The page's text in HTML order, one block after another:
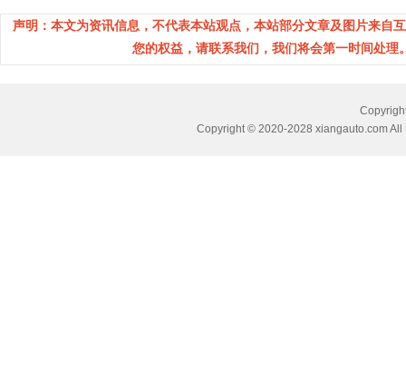
声明：本文为资讯信息，不代表本站观点，本站部分文章及图片来自
您的权益，请联系我们，我们将会第一时间处
Copyright © 2020-2028 xiangauto.com